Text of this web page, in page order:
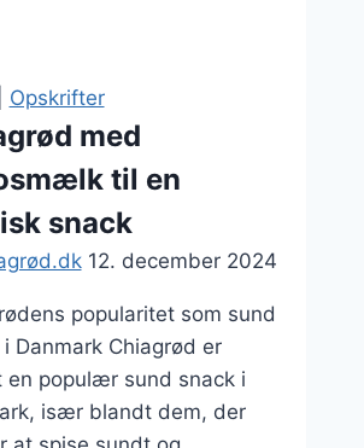
mandelmel
Opskrifter
med
til en
snack
12. december 2024
popularitet som sund
i Danmark Chiagrød er
en populær sund snack i
især blandt dem, der